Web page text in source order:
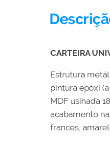
CARTEIRA
Estrutura
pintura epóxi
MDF usinada
acabamento
frances,